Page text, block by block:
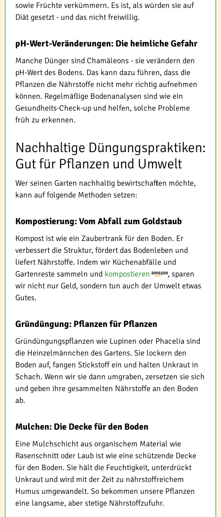
sowie Früchte verkümmern. Es ist, als würden sie auf
Diät gesetzt - und das nicht freiwillig.
pH-Wert-Veränderungen: Die heimliche Gefahr
Manche Dünger sind Chamäleons - sie verändern den
pH-Wert des Bodens. Das kann dazu führen, dass die
Pflanzen die Nährstoffe nicht mehr richtig aufnehmen
können. Regelmäßige Bodenanalysen sind wie ein
Gesundheits-Check-up und helfen, solche Probleme
früh zu erkennen.
Nachhaltige Düngungspraktiken:
Gut für Pflanzen und Umwelt
Wer seinen Garten nachhaltig bewirtschaften möchte,
kann auf folgende Methoden setzen:
Kompostierung: Vom Abfall zum Goldstaub
Kompost ist wie ein Zaubertrank für den Boden. Er
verbessert die Struktur, fördert das Bodenleben und
liefert Nährstoffe. Indem wir Küchenabfälle und
Gartenreste sammeln und kompostieren
, sparen
wir nicht nur Geld, sondern tun auch der Umwelt etwas
Gutes.
Gründüngung: Pflanzen für Pflanzen
Gründüngungspflanzen wie Lupinen oder Phacelia sind
die Heinzelmännchen des Gartens. Sie lockern den
Boden auf, fangen Stickstoff ein und halten Unkraut in
Schach. Wenn wir sie dann umgraben, zersetzen sie sich
und geben ihre gesammelten Nährstoffe an den Boden
ab.
Mulchen: Die Decke für den Boden
Eine Mulchschicht aus organischem Material wie
Rasenschnitt oder Laub ist wie eine schützende Decke
für den Boden. Sie hält die Feuchtigkeit, unterdrückt
Unkraut und wird mit der Zeit zu nährstoffreichem
Humus umgewandelt. So bekommen unsere Pflanzen
eine langsame, aber stetige Nährstoffzufuhr.